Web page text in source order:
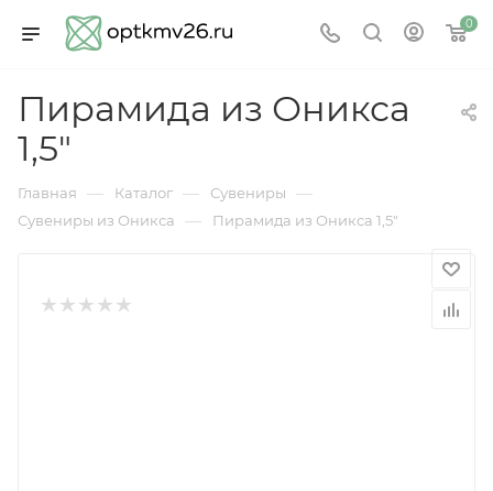
0
Пирамида из Оникса
1,5"
Главная — Каталог — Сувениры —
Сувениры из Оникса — Пирамида из Оникса 1,5"